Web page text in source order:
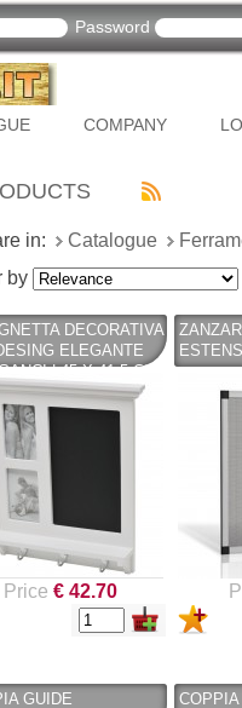
Password
COMPANY
in: Catalogue
by
DECORATIVA
ELEGANTE
| 45 X 41,5 CM
Price € 42.70
GUIDE